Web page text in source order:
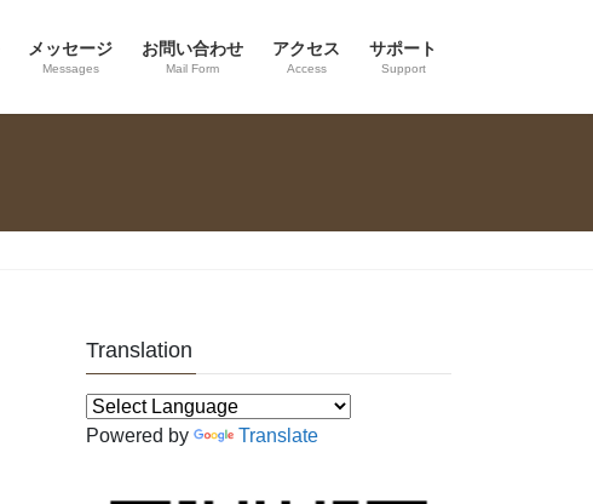
メッセージ
Messages
お問い合わせ
Mail Form
アクセス
Access
サポート
Support
Translation
Powered by Translate